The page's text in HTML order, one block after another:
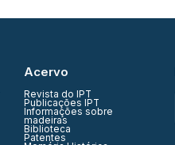
Acervo
Revista do IPT
Publicações IPT
Informações sobre
madeiras
Biblioteca
Patentes